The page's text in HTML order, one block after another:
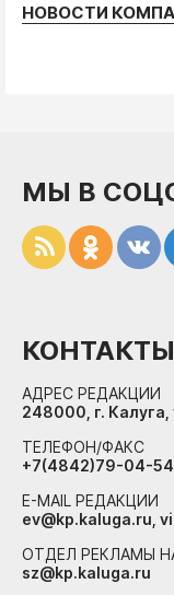
НОВОСТИ
МЫ В
КОНТАКТЫ
АДРЕС РЕДАКЦИИ
248000, г.
ТЕЛЕФОН/ФАКС
+7(4842)79-04-54
E-MAIL РЕДАКЦИИ
ev@kp.kaluga.ru,
ОТДЕЛ РЕКЛАМЫ
sz@kp.kaluga.ru